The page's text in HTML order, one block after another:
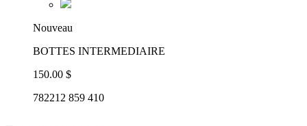
Nouveau
BOTTES INTERMEDIAIRE
150.00 $
782212 859 410